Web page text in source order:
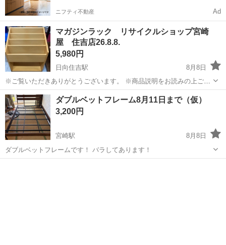
ニフティ不動産 Ad
マガジンラック リサイクルショップ宮崎
屋 住吉店26.8.8.
5,980円
日向住吉駅
8月8日
※ご覧いただきありがとうございます。 ※商品説明をお読みの上ご納
得の上でご購入お願い致します 。 こちらの商品は住吉店にございま
す。 商品名：マガジンラック 状態：中古品 現状販売 ※現物ご確認
のうえでご判断くだ...
宮崎 宮崎市 日向住吉駅 マガジンラック
ダブルベットフレーム8月11日まで（仮）
3,200円
宮崎駅
8月8日
ダブルベットフレームです！ バラしてあります！